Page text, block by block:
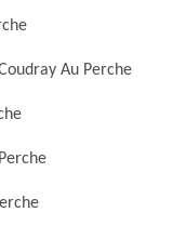
Au Perche